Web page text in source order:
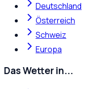
Deutschland
Österreich
Schweiz
Europa
Das Wetter in...